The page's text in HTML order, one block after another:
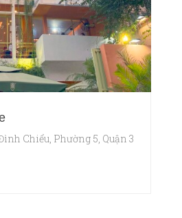
Chiểu, Phường 5, Quận 3, Thành